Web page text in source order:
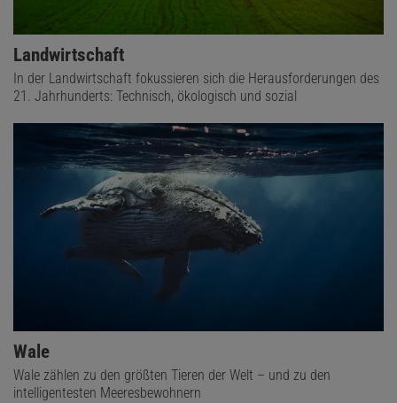
Landwirtschaft
In der Landwirtschaft fokussieren sich die Herausforderungen des
21. Jahrhunderts: Technisch, ökologisch und sozial
Wale
Wale zählen zu den größten Tieren der Welt – und zu den
intelligentesten Meeresbewohnern